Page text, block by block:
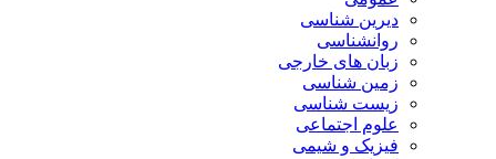
دیرین شناسی
روانشناسی
زبان های خارجی
زمین شناسی
زیست شناسی
علوم اجتماعی
فیزیک و شیمی